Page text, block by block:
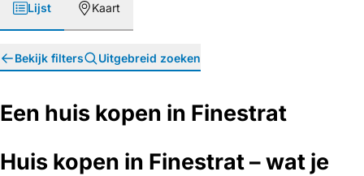
Lijst Kaart
Bekijk filters Uitgebreid zoeken
Een huis kopen in Finestrat
Huis kopen in Finestrat – wat je